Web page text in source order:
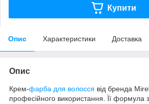
Купити
Опис Характеристики Доставка
Опис
Крем-фарба для волосся від бренда
професійного використання. Її формула